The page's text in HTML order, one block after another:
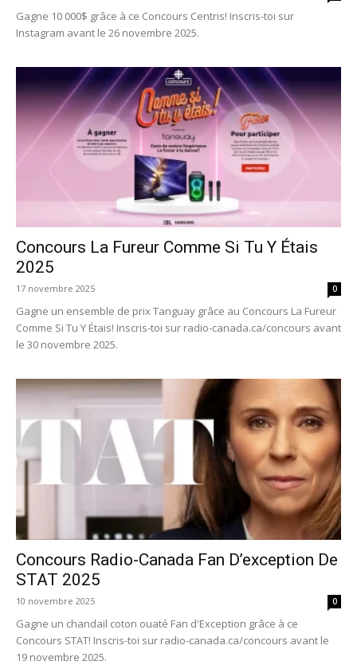
Gagne 10 000$ grâce à ce Concours Centris! Inscris-toi sur
Instagram avant le 26 novembre 2025.
Concours La Fureur Comme Si Tu Y Étais
2025
17 novembre 2025 0
Gagne un ensemble de prix Tanguay grâce au Concours La Fureur
Comme Si Tu Y Étais! Inscris-toi sur radio-canada.ca/concours avant
le 30 novembre 2025.
Concours Radio-Canada Fan D’exception De
STAT 2025
10 novembre 2025 0
Gagne un chandail coton ouaté Fan d'Exception grâce à ce
Concours STAT! Inscris-toi sur radio-canada.ca/concours avant le
19 novembre 2025.